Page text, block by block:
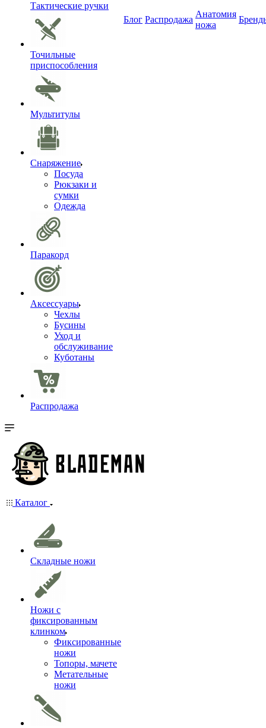
Тактические ручки
Точильные
приспособления
Мультитулы
Снаряжение
Посуда
Рюкзаки и
сумки
Одежда
Паракорд
Аксессуары
Чехлы
Бусины
Уход и
обслуживание
Куботаны
Распродажа
Блог Распродажа
Анатомия
ножа
Каталог
Складные ножи
Ножи с
фиксированным
клинком
Фиксированные
ножи
Топоры, мачете
Метательные
ножи